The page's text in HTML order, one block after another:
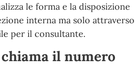
le forma e la disposizione
interna ma solo attraverso
per il consultante.
il numero